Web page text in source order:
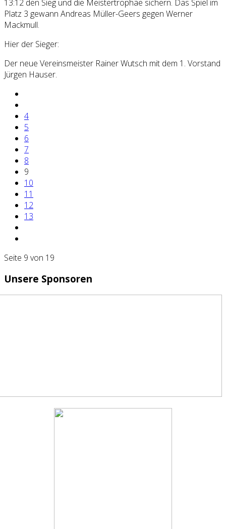
13:12 den Sieg und die Meistertrophäe sichern. Das Spiel im
Platz 3 gewann Andreas Müller-Geers gegen Werner
Mackmull.
Hier der Sieger:
Der neue Vereinsmeister Rainer Wutsch mit dem 1. Vorstand
Jürgen Hauser.
4
5
6
7
8
9
10
11
12
13
Seite 9 von 19
Unsere Sponsoren